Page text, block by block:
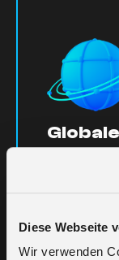
Diese Webseite
Wir verwenden
Nahtlose